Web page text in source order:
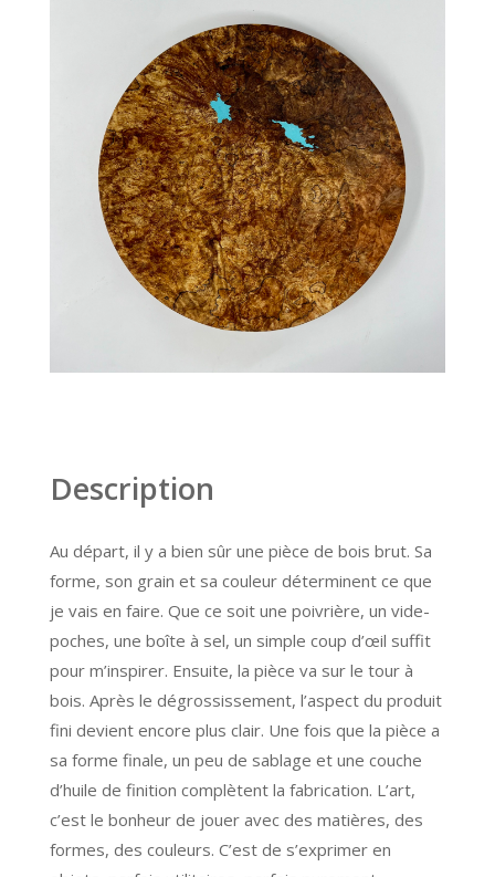
Description
Au départ, il y a bien sûr une pièce de bois brut. Sa
forme, son grain et sa couleur déterminent ce que
je vais en faire. Que ce soit une poivrière, un vide-
poches, une boîte à sel, un simple coup d’œil suffit
pour m’inspirer. Ensuite, la pièce va sur le tour à
bois. Après le dégrossissement, l’aspect du produit
fini devient encore plus clair. Une fois que la pièce a
sa forme finale, un peu de sablage et une couche
d’huile de finition complètent la fabrication. L’art,
c’est le bonheur de jouer avec des matières, des
formes, des couleurs. C’est de s’exprimer en